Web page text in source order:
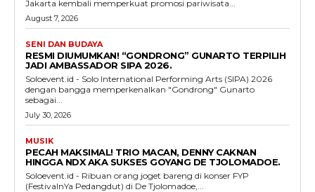
Jakarta kembali memperkuat promosi pariwisata...
August 7, 2026
SENI DAN BUDAYA
RESMI DIUMUMKAN! “GONDRONG” GUNARTO TERPILIH
JADI AMBASSADOR SIPA 2026.
Soloevent.id - Solo International Performing Arts (SIPA) 2026
dengan bangga memperkenalkan "Gondrong" Gunarto
sebagai...
July 30, 2026
MUSIK
PECAH MAKSIMAL! TRIO MACAN, DENNY CAKNAN
HINGGA NDX AKA SUKSES GOYANG DE TJOLOMADOE.
Soloevent.id - Ribuan orang joget bareng di konser FYP
(FestivalnYa Pedangdut) di De Tjolomadoe,...